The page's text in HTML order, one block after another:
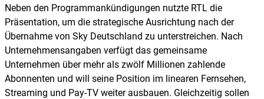
Neben den Programmankündigungen nutzte RTL die
Präsentation, um die strategische Ausrichtung nach der
Übernahme von Sky Deutschland zu unterstreichen. Nach
Unternehmensangaben verfügt das gemeinsame
Unternehmen über mehr als zwölf Millionen zahlende
Abonnenten und will seine Position im linearen Fernsehen,
Streaming und Pay-TV weiter ausbauen. Gleichzeitig sollen